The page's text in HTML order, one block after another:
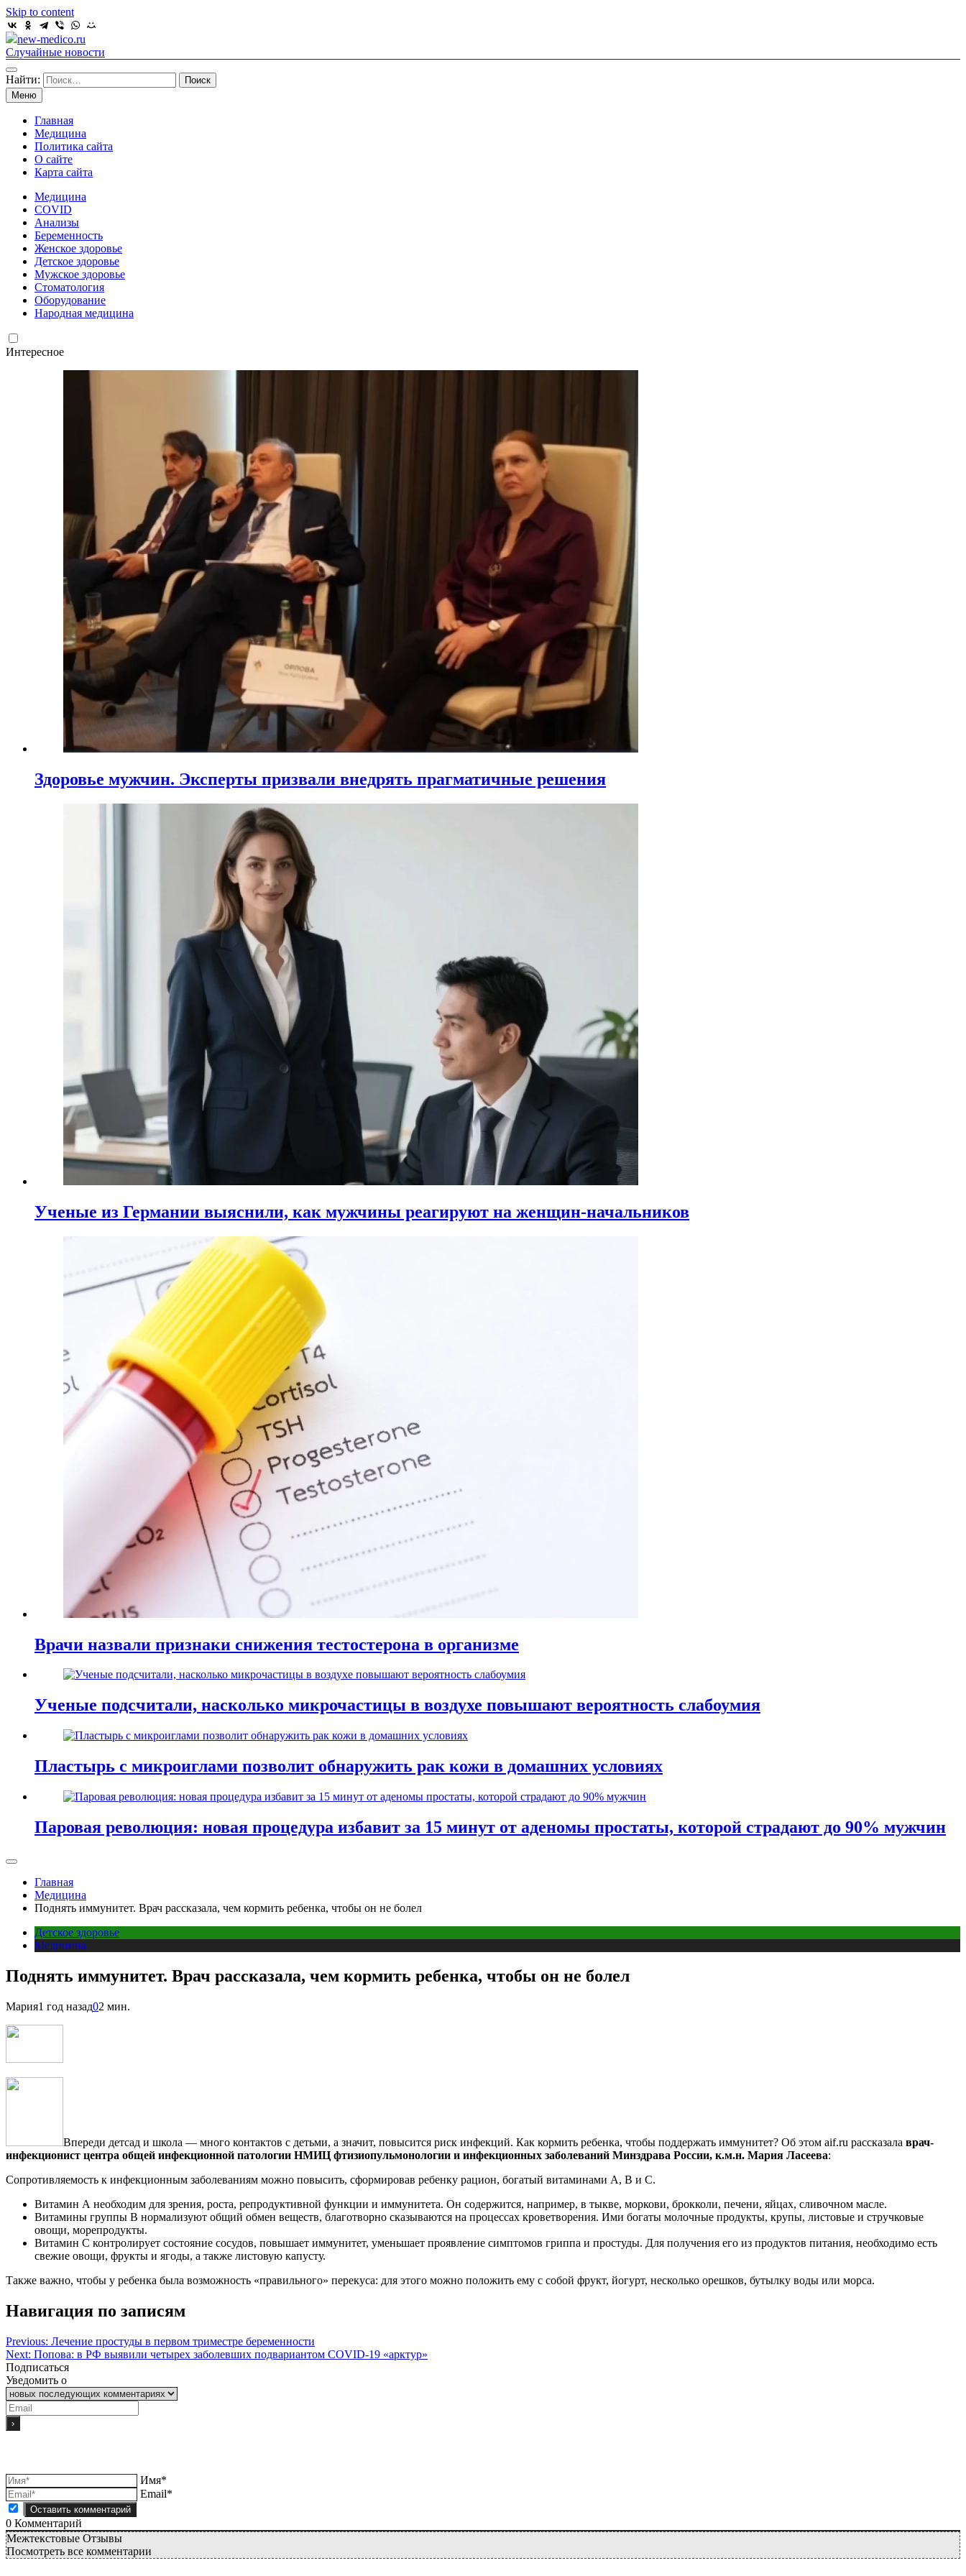
Skip to content
new-medico.ru
Случайные новости
Найти:
Меню
Главная
Медицина
Политика сайта
О сайте
Карта сайта
Медицина
COVID
Анализы
Беременность
Женское здоровье
Детское здоровье
Мужское здоровье
Стоматология
Оборудование
Народная медицина
Интересное
Здоровье мужчин. Эксперты призвали внедрять прагматичные решения
Ученые из Германии выяснили, как мужчины реагируют на женщин-начальников
Врачи назвали признаки снижения тестостерона в организме
Ученые подсчитали, насколько микрочастицы в воздухе повышают вероятность слабоумия
Пластырь с микроиглами позволит обнаружить рак кожи в домашних условиях
Паровая революция: новая процедура избавит за 15 минут от аденомы простаты, которой страдают до 90% мужчин
Главная
Медицина
Поднять иммунитет. Врач рассказала, чем кормить ребенка, чтобы он не болел
Детское здоровье
Медицина
Поднять иммунитет. Врач рассказала, чем кормить ребенка, чтобы он не болел
Мария1 год назад02 мин.
Впереди детсад и школа — много контактов с детьми, а значит, повысится риск инфекций. Как кормить ребенка, чтобы поддержать иммунитет? Об этом aif.ru рассказала врач-
инфекционист центра общей инфекционной патологии НМИЦ фтизиопульмонологии и инфекционных заболеваний Минздрава России, к.м.н. Мария Ласеева:
Сопротивляемость к инфекционным заболеваниям можно повысить, сформировав ребенку рацион, богатый витаминами А, В и С.
Витамин А необходим для зрения, роста, репродуктивной функции и иммунитета. Он содержится, например, в тыкве, моркови, брокколи, печени, яйцах, сливочном масле.
Витамины группы В нормализуют общий обмен веществ, благотворно сказываются на процессах кроветворения. Ими богаты молочные продукты, крупы, листовые и стручковые
овощи, морепродукты.
Витамин С контролирует состояние сосудов, повышает иммунитет, уменьшает проявление симптомов гриппа и простуды. Для получения его из продуктов питания, необходимо есть
свежие овощи, фрукты и ягоды, а также листовую капусту.
Также важно, чтобы у ребенка была возможность «правильного» перекуса: для этого можно положить ему с собой фрукт, йогурт, несколько орешков, бутылку воды или морса.
Навигация по записям
Previous: Лечение простуды в первом триместре беременности
Next: Попова: в РФ выявили четырех заболевших подвариантом COVID-19 «арктур»
Подписаться
Уведомить о
Имя*
Email*
0 Комментарий
Межтекстовые Отзывы
Посмотреть все комментарии